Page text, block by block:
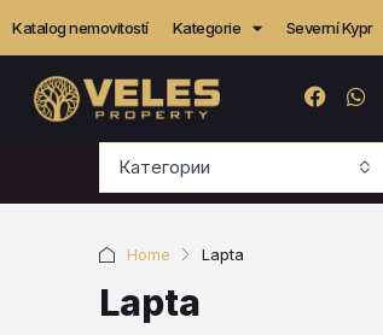
Katalog nemovitostí Kategorie Severní Kypr
Категории
Home Lapta
Lapta